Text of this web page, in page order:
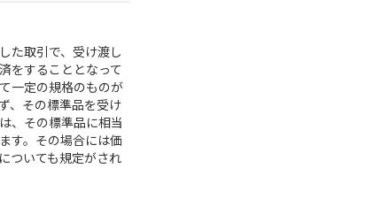
た取引で、受け渡し
をすることとなって
一定の規格のものが
、その標準品を受け
、その標準品に相当
す。その場合には価
ついても規定がされ